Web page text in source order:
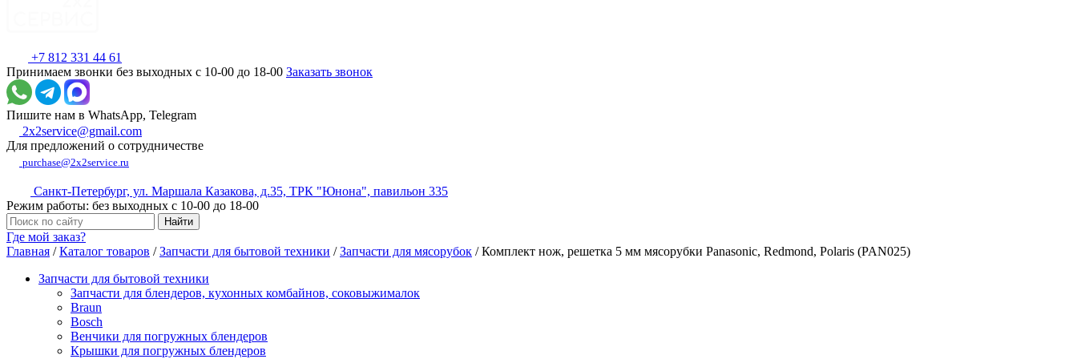
+7 812 331 44 61
Принимаем звонки без выходных с 10-00 до 18-00 Заказать звонок
Пишите нам в WhatsApp, Telegram
2x2service@gmail.com
Для предложений о сотрудничестве
purchase@2x2service.ru
Санкт-Петербург, ул. Маршала Казакова, д.35, ТРК "Юнона", павильон 335
Режим работы: без выходных с 10-00 до 18-00
Где мой заказ?
Главная /Каталог товаров /Запчасти для бытовой техники /Запчасти для мясорубок /Комплект нож, решетка 5 мм мясорубки Panasonic, Redmond, Polaris (PAN025)
Запчасти для бытовой техники
Запчасти для блендеров, кухонных комбайнов, соковыжималок
Braun
Bosch
Венчики для погружных блендеров
Крышки для погружных блендеров